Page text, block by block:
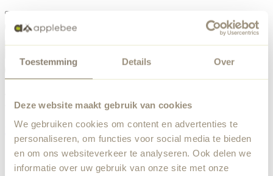
Toestemming Details Over
Deze website maakt gebruik van cookies
We gebruiken cookies om content en advertenties te
personaliseren, om functies voor social media te bieden
en om ons websiteverkeer te analyseren. Ook delen we
informatie over uw gebruik van onze site met onze
Etwas ist schiefgelaufen
Team wurde benachrichtigt.
Zurück zur Startseite